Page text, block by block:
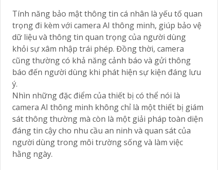
Tính năng bảo mật thông tin cá nhân là yếu tố quan
trọng đi kèm với camera AI thông minh, giúp bảo vệ
dữ liệu và thông tin quan trọng của người dùng
khỏi sự xâm nhập trái phép. Đồng thời, camera
cũng thường có khả năng cảnh báo và gửi thông
báo đến người dùng khi phát hiện sự kiện đáng lưu
ý.
Nhìn những đặc điểm của thiết bị có thể nói là
camera AI thông minh không chỉ là một thiết bị giám
sát thông thường mà còn là một giải pháp toàn diện
đáng tin cậy cho nhu cầu an ninh và quan sát của
người dùng trong môi trường sống và làm việc
hằng ngày.